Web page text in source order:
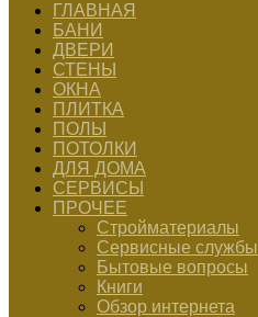
ГЛАВНАЯ
БАНИ
ДВЕРИ
СТЕНЫ
ОКНА
ПЛИТКА
ПОЛЫ
ПОТОЛКИ
ДЛЯ ДОМА
СЕРВИСЫ
ПРОЧЕЕ
Стройматериалы
Сервисные службы
Бытовые вопросы
Книги
Обзор интернета